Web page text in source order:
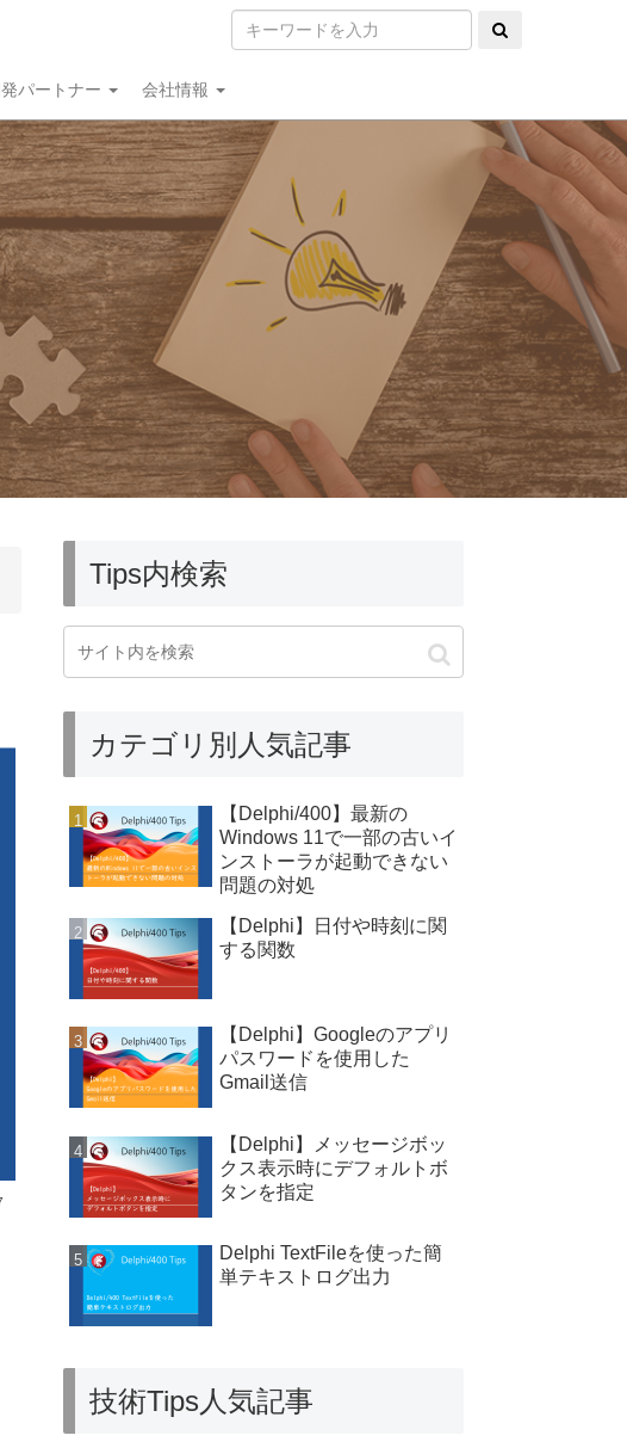
発パートナー 会社情報
Tips内検索
カテゴリ別人気記事
【Delphi/400】最新の
Windows 11で一部の古いイ
ンストーラが起動できない
問題の対処
【Delphi】日付や時刻に関
する関数
【Delphi】Googleのアプリ
パスワードを使用した
Gmail送信
【Delphi】メッセージボッ
クス表示時にデフォルトボ
タンを指定
Delphi TextFileを使った簡
単テキストログ出力
技術Tips人気記事